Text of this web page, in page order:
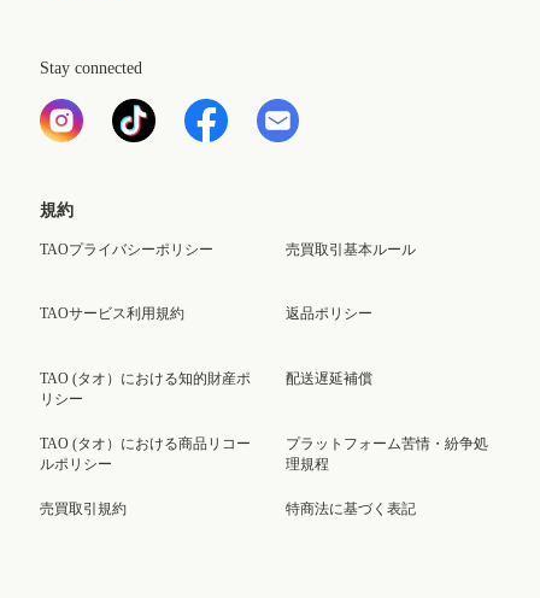
Stay connected
規約
TAOプライバシーポリシー
TAOサービス利用規約
TAO (タオ）における知的財産ポ
リシー
TAO (タオ）における商品リコー
ルポリシー
売買取引規約
売買取引基本ルール
返品ポリシー
配送遅延補償
プラットフォーム苦情・紛争処
理規程
特商法に基づく表記